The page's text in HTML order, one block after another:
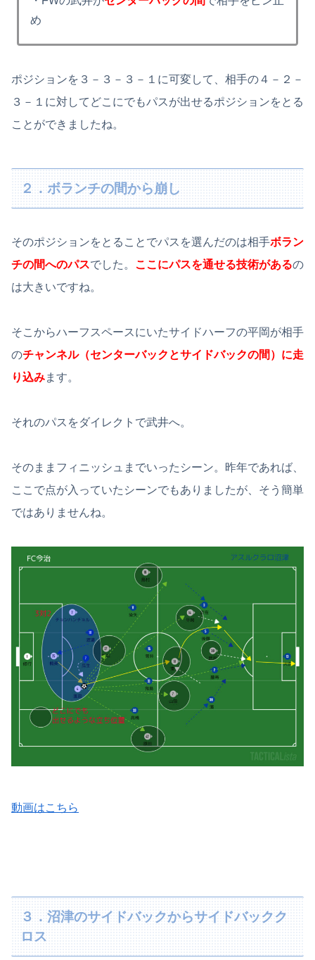
め
ポジションを３－３－３－１に可変して、相手の４－２－
３－１に対してどこにでもパスが出せるポジションをとる
ことができましたね。
２．ボランチの間から崩し
そのポジションをとることでパスを選んだのは相手ボラン
チの間へのパスでした。 ここにパスを通せる技術があるの
は大きいですね。
そこからハーフスペースにいたサイドハーフの平岡が相手
のチャンネル（センターバックとサイドバックの間）に走
り込みます。
それのパスをダイレクトで武井へ。
そのままフィニッシュまでいったシーン。昨年であれば、
ここで点が入っていたシーンでもありましたが、そう簡単
ではありませんね。
動画はこちら
３．沼津のサイドバックからサイドバックク
ロス